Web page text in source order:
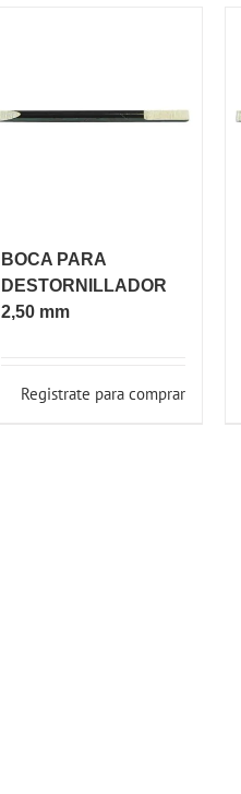
BOCA PARA
DESTORNILLADOR
2,50 mm
Registrate para comprar